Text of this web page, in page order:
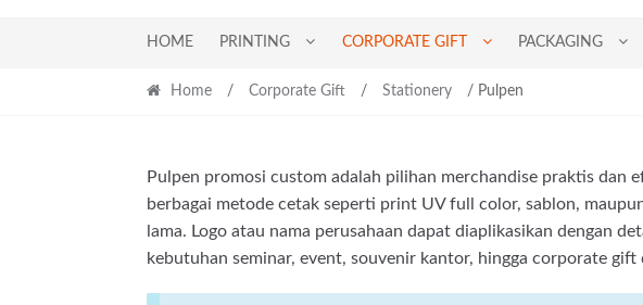
HOME PRINTING CORPORATE GIFT PACKAGING
Home / Corporate Gift / Stationery / Pulpen
Pulpen promosi custom adalah pilihan merchandise praktis dan
berbagai metode cetak seperti print UV full color, sablon,
lama. Logo atau nama perusahaan dapat diaplikasikan dengan
kebutuhan seminar, event, souvenir kantor, hingga corporate